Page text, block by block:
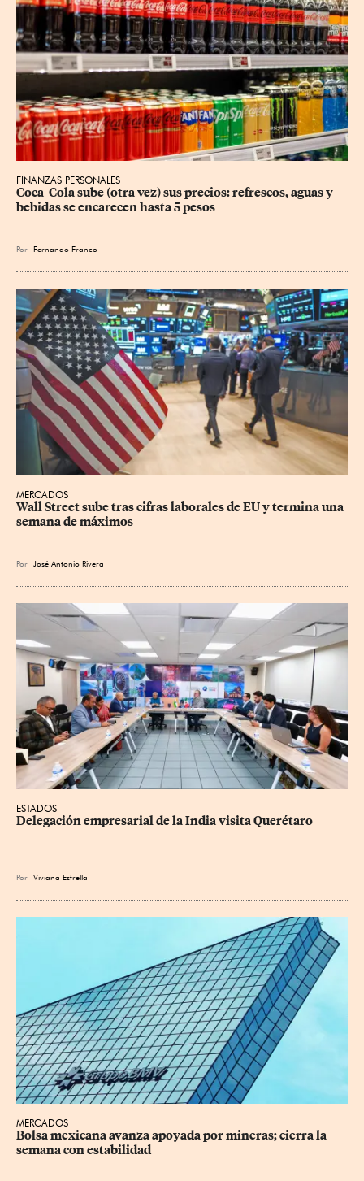
FINANZAS PERSONALES
Coca-Cola sube (otra vez) sus precios: refrescos, aguas y
bebidas se encarecen hasta 5 pesos
Por Fernando Franco
MERCADOS
Wall Street sube tras cifras laborales de EU y termina una
semana de máximos
Por José Antonio Rivera
ESTADOS
Delegación empresarial de la India visita Querétaro
Por Viviana Estrella
MERCADOS
Bolsa mexicana avanza apoyada por mineras; cierra la
semana con estabilidad